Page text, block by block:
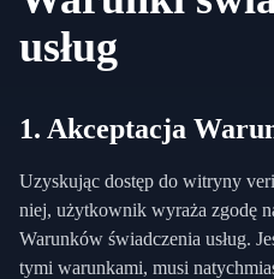
usług
1. Akceptacja
Uzyskując dostęp do witryny
niej, użytkownik wyraża zgodę
Warunków świadczenia usług.
tymi warunkami, musi